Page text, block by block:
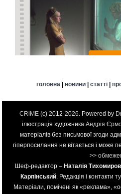
головна | новини| статті|
CRiME (c) 2012-2026. Powered by
ілюстрація художника Андрія
матеріалів без письмової згоди
гіперпосилання не вітається і може
>>
Шеф-редактор – Наталія
Карпінський . Редакція і контакти
Матеріали, помічені як «реклама»,